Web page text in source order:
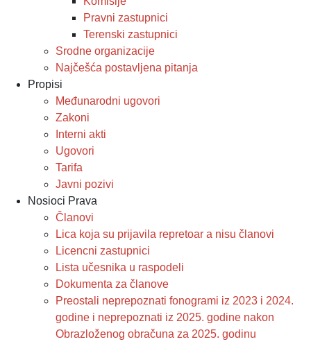
Pravni zastupnici
Terenski zastupnici
Srodne organizacije
Najčešća postavljena pitanja
Propisi
Međunarodni ugovori
Zakoni
Interni akti
Ugovori
Tarifa
Javni pozivi
Nosioci Prava
Članovi
Lica koja su prijavila repretoar a nisu članovi
Licencni zastupnici
Lista učesnika u raspodeli
Dokumenta za članove
Preostali neprepoznati fonogrami iz 2023 i 2024.
godine i neprepoznati iz 2025. godine nakon
Obrazloženog obračuna za 2025. godinu